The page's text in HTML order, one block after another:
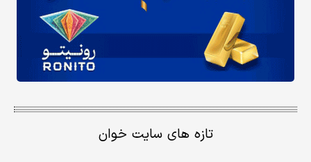
تازه های سایت خوان